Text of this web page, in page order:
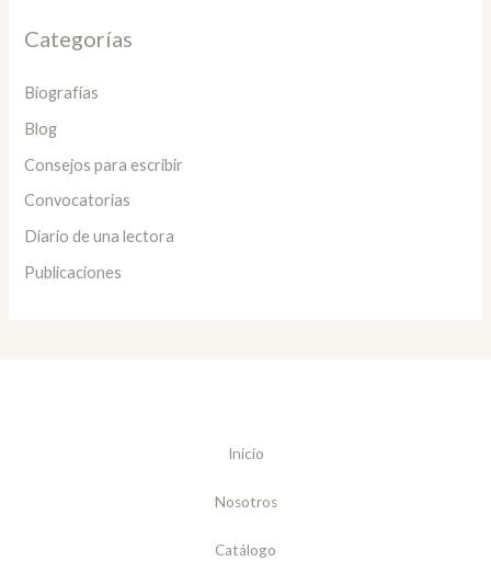
Categorías
Biografías
Blog
Consejos para escribir
Convocatorias
Diario de una lectora
Publicaciones
Inicio
Nosotros
Catálogo